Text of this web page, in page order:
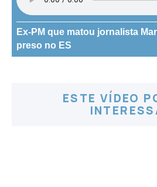
Ex-PM que matou jornalista
preso no ES
ESTE VÍDEO